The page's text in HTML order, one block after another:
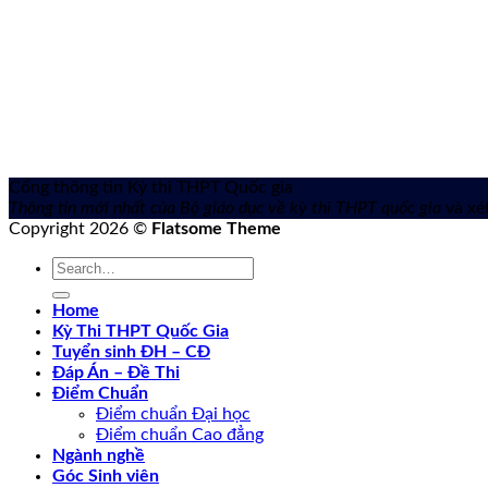
Cổng thông tin Kỳ thi THPT Quốc gia
Thông tin mới nhất của Bộ giáo dục về kỳ thi THPT quốc gia và
Copyright 2026 © Flatsome Theme
Home
Kỳ Thi THPT Quốc Gia
Tuyển sinh ĐH – CĐ
Đáp Án – Đề Thi
Điểm Chuẩn
Điểm chuẩn Đại học
Điểm chuẩn Cao đẳng
Ngành nghề
Góc Sinh viên